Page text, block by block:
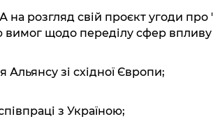
розгляд свій проєкт угоди про
щодо переділу сфер впливу
Альянсу зі східної Європи;
з Україною;